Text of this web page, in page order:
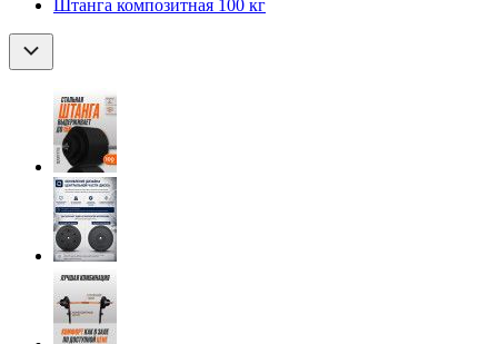
Штанга композитная 100 кг